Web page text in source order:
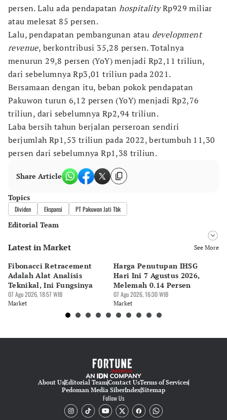
persen. Lalu ada pendapatanhospitalityRp929 miliar
atau melesat 85 persen.
Lalu, pendapatan pembangunan atau development
revenue, berkontribusi 35,28 persen. Totalnya
menurun 29,8 persen (YoY) menjadi Rp2,11 triliun,
dari sebelumnya Rp3,01 triliun pada 2021.
Bersamaan dengan itu, beban pokok pendapatan
Pakuwon turun 6,12 persen (YoY) menjadi Rp2,76
triliun, dari sebelumnya Rp2,94 triliun.
Laba bersih tahun berjalan perseroan sendiri
berjumlah Rp1,53 triliun pada 2022, bertumbuh 11,30
persen dari sebelumnya Rp1,38 triliun.
Share Article
Topics
Dividen Ekspansi PT Pakuwon Jati Tbk
Editorial Team
Editor
Editor
Tanayastri Dini
Latest in Market See More
Fibonacci Retracement
Adalah Alat Analisis
Teknikal, Ini Fungsinya
07 Agu 2026, 18:57 WIB
Market
Harga Penutupan IHSG
Hari Ini 7 Agustus 2026,
Melemah 0.14 Persen
07 Agu 2026, 16:30 WIB
Market
About UsEditorial TeamContact UsTerms of Services
Pedoman Media SiberIndexSitemap
Follow Us